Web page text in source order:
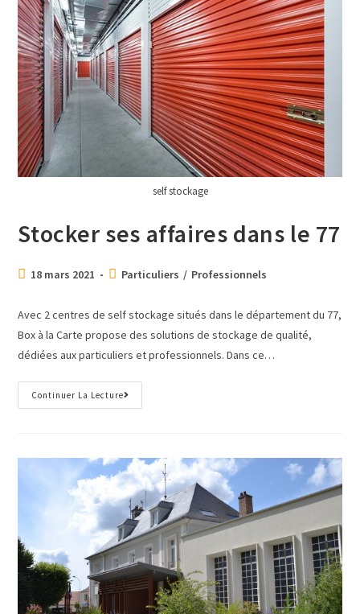
self stockage
Stocker ses affaires dans le 77
18 mars 2021 Particuliers / Professionnels
Avec 2 centres de self stockage situés dans le département du 77,
Box à la Carte propose des solutions de stockage de qualité,
dédiées aux particuliers et professionnels. Dans ce…
Continuer La Lecture